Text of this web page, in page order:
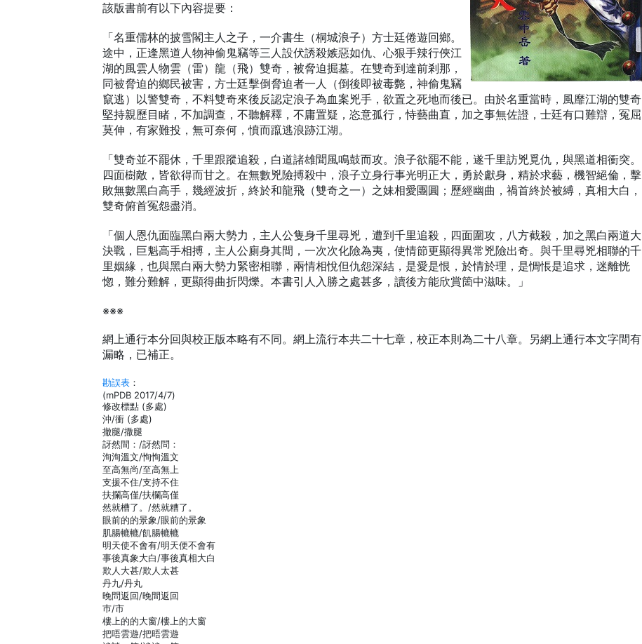
該版書前有以下內容提要：
「名重儒林的披雪閣主人之子，一介書生（桐城浪子）方士廷倦遊回鄉。
途中，正逢黑道人物神偷鬼竊等三人設伏誘殺嫉惡如仇、心狠手辣行俠江
湖的風雲人物雲（雷）龍（飛）雙奇，被脅迫掘墓。在雙奇到達前剎那，
同被脅迫的鄉民被害，方士廷擊倒脅迫者一人（倒後即被毒斃，神偷鬼竊
竄逃）以警雙奇，不料雙奇來後反認定浪子為血案兇手，欲置之死地而後已。由於名重當時，風靡江湖的雙奇
堅持親歷目睹，不加調查，不聽解釋，不庸置疑，恣意孤行，恃藝曲直，加之事無佐證，士廷有口難辯，冤屈
莫伸，有家難投，無可奈何，憤而躥逃浪跡江湖。
「雙奇並不罷休，千里跟蹤追殺，白道諸雄聞風鳴鼓而攻。浪子欲罷不能，遂千里訪兇覓仇，與黑道相衝突。
四面樹敵，皆欲得而甘之。在無數兇險搏殺中，浪子立身行事光明正大，勇於獻身，精於求藝，機智絕倫，擊
敗無數黑白高手，幾經波折，終於和龍飛（雙奇之一）之妹相愛團圓；歷經幽曲，禍首終於被縛，真相大白，
雙奇俯首冤怨盡消。
「個人恩仇面臨黑白兩大勢力，主人公隻身千里尋兇，遭到千里追殺，四面圍攻，八方截殺，加之黑白兩道大
決戰，巨魁高手相搏，主人公廁身其間，一次次化險為夷，使情節更顯得異常兇險出奇。與千里尋兇相聯的千
里姻緣，也與黑白兩大勢力緊密相聯，兩情相悅但仇怨深結，是愛是恨，於情於理，是惆悵是追求，迷離恍
惚，難分難解，更顯得曲折閃爍。本書引人入勝之處甚多，讀後方能欣賞箇中滋味。」
※※※
網上通行本分回與校正版本略有不同。網上流行本共二十七章，校正本則為二十八章。另網上通行本文字間有
漏略，已補正。
勘誤表 ：
(mPDB 2017/4/7)
修改標點 (多處)
沖/衝 (多處)
撤腿/撒腿
訝然間：/訝然問：
洵洵溫文/恂恂溫文
至高無尚/至高無上
支援不住/支持不住
扶攔高僅/扶欄高僅
然就槽了。/然就糟了。
眼前的的景象/眼前的景象
肌腸轆轆/飢腸轆轆
明天使不會有/明天便不會有
事後真象大白/事後真相大白
欺人大甚/欺人太甚
丹九/丹丸
晚問返回/晚間返回
巿/市
樓上的的大窗/樓上的大窗
把唔雲遊/把晤雲遊